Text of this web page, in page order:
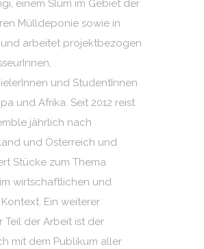
einem Slum im Gebiet der
Mülldeponie sowie in
und arbeitet projektbezogen
und StudentInnen
und Afrika. Seit 2012 reist
jährlich nach
und Österreich und
Stücke zum Thema
im wirtschaftlichen und
Ein weiterer
Teil der Arbeit ist der
mit dem Publikum aller